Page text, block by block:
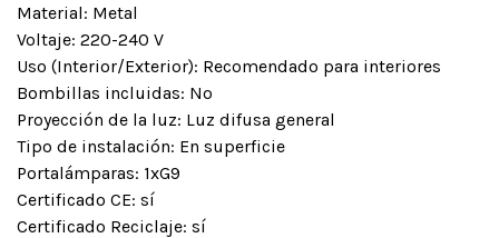
Material: Metal
Voltaje: 220-240 V
Uso (Interior/Exterior): Recomendado para interiores
Bombillas incluidas: No
Proyección de la luz: Luz difusa general
Tipo de instalación: En superficie
Portalámparas: 1xG9
Certificado CE: sí
Certificado Reciclaje: sí